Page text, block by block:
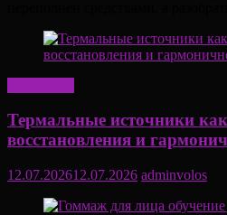
Термальные источники
восстановления и
12.07.202612.07.2026 adminvolos